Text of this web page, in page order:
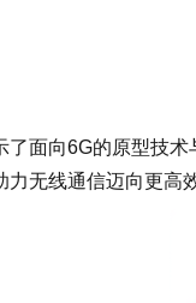
了面向6G的原型技
无线通信迈向更高